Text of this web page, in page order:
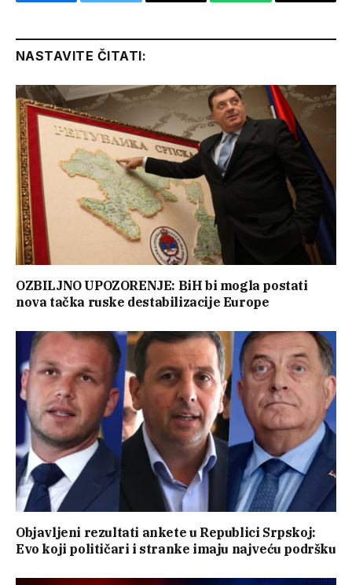
NASTAVITE ČITATI:
OZBILJNO UPOZORENJE: BiH bi mogla postati
nova tačka ruske destabilizacije Europe
Objavljeni rezultati ankete u Republici Srpskoj:
Evo koji političari i stranke imaju najveću podršku